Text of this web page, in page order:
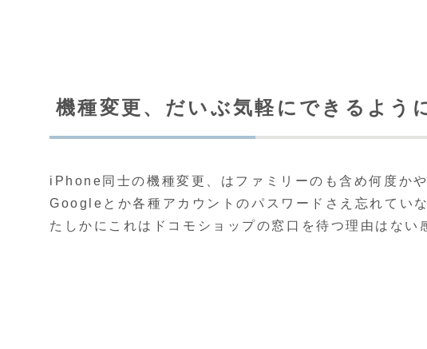
機種変更、だいぶ気軽にできるよう
iPhone同士の機種変更、はファミリーのも含め何度か
Googleとか各種アカウントのパスワードさえ忘れてい
たしかにこれはドコモショップの窓口を待つ理由はない